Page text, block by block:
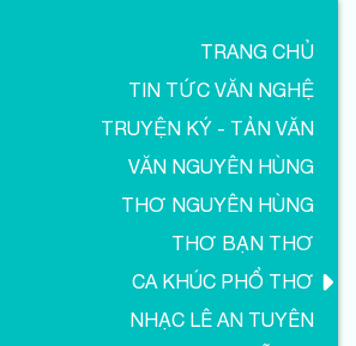
TRANG CHỦ
TIN TỨC VĂN NGHỆ
TRUYỆN KÝ - TẢN VĂN
VĂN NGUYÊN HÙNG
THƠ NGUYÊN HÙNG
THƠ BẠN THƠ
CA KHÚC PHỔ THƠ
NHẠC LÊ AN TUYÊN